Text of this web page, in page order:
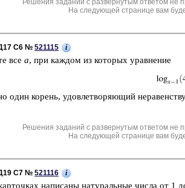
На следующей странице вам
C6 № 521115 i
все а, при каж­дом из ко­то­рых урав­не­ние
один ко­рень, удо­вле­тво­ря­ю­щий
Решения заданий с развернутым ответом не
На следующей странице вам
C7 № 521116 i
на­пи­са­ны на­ту­раль­ные числа от 1